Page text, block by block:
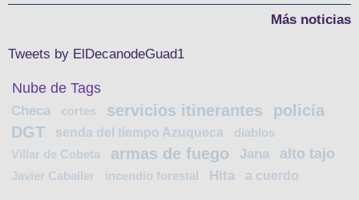
Más noticias
Tweets by ElDecanodeGuad1
Nube de Tags
Checa cortes servicios itinerantes
policía
DGT
senda del tiempo Azuqueca
diablos
Villar de Cobeta
armas de fuego Jana alto tajo
Javier Caballer incendio forestal Hita a cuerdo